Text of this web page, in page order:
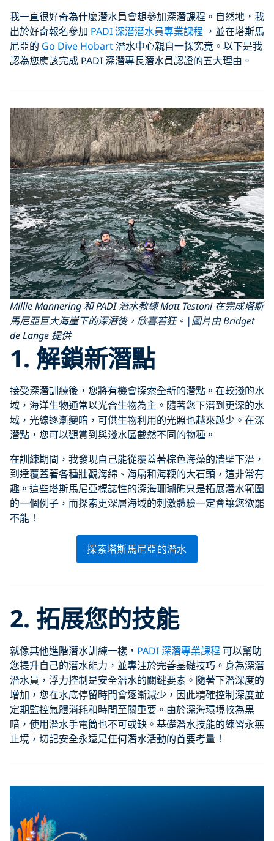
我一直很好奇為什麼潛水員會想參加深潛課程。自然地，我
出於好奇報名參加 PADI 深潛潛水員專業課程 ，並在塔斯馬
尼亞的 Go Dive Hobart潛水中心親自一探究竟。以下是我
認為您應該完成 PADI 深潛專長潛水員認證的五大理由。
Millie Mannering 和 PADI 潛水教練 Matt Testoni 在完成塔斯
馬尼亞巨大海崖下的深潛後，欣喜若狂。|圖片由 Bridget
de Lange 提供
1. 解鎖新潛點
接受深潛訓練後，您將有機會探索全新的潛點。在較淺的水
域，海洋生物通常以光合生物為主。隨著您下潛到更深的水
域，光線逐漸變暗，可供生物利用的光照也越來越少。在深
潛點，您可以觀賞到與淺水區截然不同的物種。
在訓練期間，我發現自己能從覆蓋著棕色海藻的牆壁下潛，
到達覆蓋著各種壯觀海綿、海扇和海鞭的大石頭，這非常有
趣。這些塔斯馬尼亞標誌性的深海珊瑚礁只是拓展潛水範圍
的一個例子，而探索更深層海域的刺激體驗一定會讓您欲罷
不能！
探索塔斯馬尼亞的潛水
2. 拓展您的技能
就像其他進階潛水訓練一樣， PADI 深潛專業課程 可以幫助
您提升自己的潛水能力，並專注於完善基礎技巧。身為深潛
潛水員，浮力控制是安全潛水的關鍵要素。隨著下潛深度的
增加，您在水底停留時間會逐漸減少，因此精確控制深度並
定期監控氣體消耗和時間至關重要。由於深海環境較為黑
暗，使用潛水手電筒也不可或缺。基礎潛水技能的練習永無
止境，切記安全永遠是任何潛水活動的首要考量！